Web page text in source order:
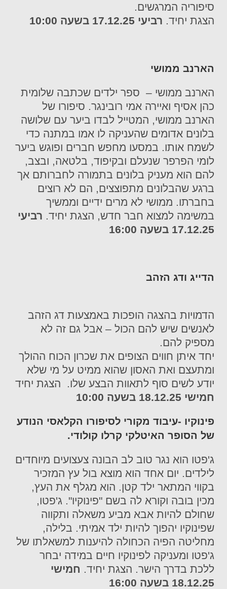
סיפוריה המרגשים.
הצגת יחיד. רביעי 17.12.25 בשעה 10:00
הארנב ממושי
הארנב ממושי – ספר ילדים שכתבה שלומית
כהן אסיף ואיירה אמי רובינגר. סיפורו של
הארנב ממושי, המטייל לבדו ביער עם שלושה
בלונים אדומים שהעניקה לו אמו במתנה כדי
לשמח אותו. במסעו מחפש חברים ופוגש ביער
לומי הפרפר שנעלם ובקיפוד, בלטאה, ובצב,
להם הוא מעניק בלונים בתמורה לחברותם אך
ברגע שהבלונים מתפוצצים, הם לא רוצים
בחברתו. ממושי לא מרים ידיים וממשיך
במשימה למצוא חבר חדש, הצגת יחיד. רביעי
17.12.25 בשעה 16:00
הדייג ודג הזהב
הדמויות בהצגה הופכות באמצעות דג הזהב
לאנשים שיש להם הכול – אבל גם זה לא
מספיק להם.
יחד איתן חווים הצופים את שכרון הכוח ההולך
ומתעצם ואת האסון שהוא ממיט על מי שלא
יודע לשים סוף לתאוות הבצע שלו. הצגת יחיד
חמישי 18.12.25 בשעה 10:00
פינוקיו -עיבוד מקורי לסיפורו הקלאסי הנודע
של הסופר האיטלקי קרלו קולודי.
ג'פטו הוא נגר טוב לב הבונה צעצועים מיוחדים
לילדים. יום אחד הוא מוצא בול עץ המזכיר
בקווי המתאר ילד קטן. הוא מגלף את העץ,
מכין בובה וקורא לה בשם "פינוקיו". ג'פטו,
שחולם להיות אבא מביע משאלה ותקווה
שפינוקיו יהפוך להיות ילד אמיתי. בלילה,
מחליטה הפיה הכחולה להיענות למשאלתו של
ג'פטו ומעניקה לפינוקיו חיים במידה יבחר
ללכת בדרך הישר. הצגת יחיד. חמישי
18.12.25 בשעה 16:00